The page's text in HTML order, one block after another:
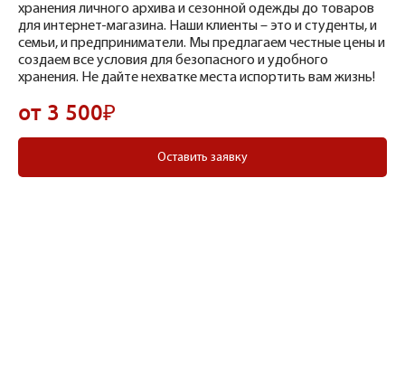
хранения личного архива и сезонной одежды до товаров
для интернет-магазина. Наши клиенты – это и студенты, и
семьи, и предприниматели. Мы предлагаем честные цены и
создаем все условия для безопасного и удобного
хранения. Не дайте нехватке места испортить вам жизнь!
от 3 500₽
Оставить заявку